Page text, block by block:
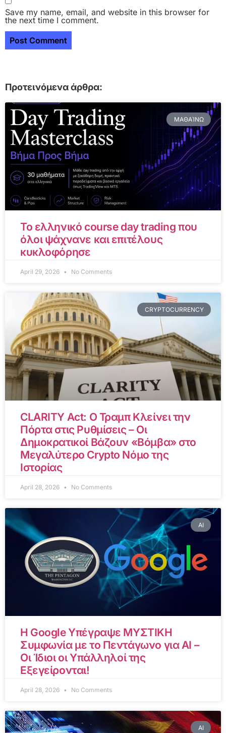
Save my name, email, and website in this browser for
the next time I comment.
Προτεινόμενα άρθρα:
ΜΑΘΑΊΝΩ
Το ελληνικό course day trading που
όλοι ψάχνανε και επιτέλους
κυκλοφόρησε
April 29, 2026 No Comments
CRYPTOCURRENCY
CLARITY Act: Ο Τραμπ Κλείνει την
Πόρτα στις Ρυθμίσεις – Οι
Δημοκρατικοί Βάζουν «Βόμβα» στο
Μεγαλύτερο Crypto Νόμο της
Ιστορίας
April 28, 2026 No Comments
AI
Η Google Υπέγραψε ΜΥΣΤΙΚΗ
Συμφωνία με το Πεντάγωνο για AI –
Οι Ίδιοι οι Υπάλληλοί της
Εξεγείρονται!
April 28, 2026 No Comments
AI